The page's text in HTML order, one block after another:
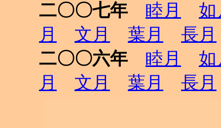
二〇〇七年
睦月
如
月
文月 葉月
長月
二〇〇六年
睦月
如
月
文月 葉月 長月